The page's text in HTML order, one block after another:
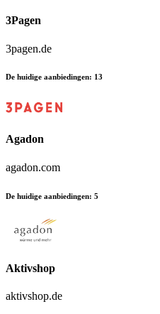
3Pagen
3pagen.de
De huidige aanbiedingen: 13
Agadon
agadon.com
De huidige aanbiedingen: 5
Aktivshop
aktivshop.de